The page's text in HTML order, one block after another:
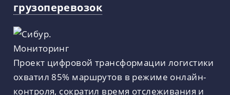
грузоперевозок
Проект цифровой трансформации логистики
охватил 85% маршрутов в режиме онлайн-
контроля, сократил время отслеживания и